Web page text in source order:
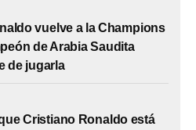
vuelve a la Champions
de Arabia Saudita
de jugarla
Cristiano Ronaldo está